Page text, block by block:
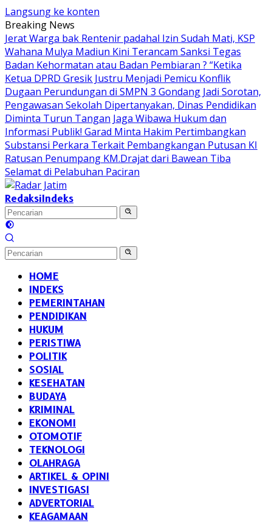
Langsung ke konten
Breaking News
Jerat Warga bak Rentenir padahal Izin Sudah Mati, KSP
Wahana Mulya Madiun Kini Terancam Sanksi Tegas
Badan Kehormatan atau Badan Pembiaran ? “Ketika
Ketua DPRD Gresik Justru Menjadi Pemicu Konflik
Dugaan Perundungan di SMPN 3 Gondang Jadi Sorotan,
Pengawasan Sekolah Dipertanyakan, Dinas Pendidikan
Diminta Turun Tangan Jaga Wibawa Hukum dan
Informasi Publik! Garad Minta Hakim Pertimbangkan
Substansi Perkara Terkait Pembangkangan Putusan KI
Ratusan Penumpang KM.Drajat dari Bawean Tiba
Selamat di Pelabuhan Paciran
RedaksiIndeks
HOME
INDEKS
PEMERINTAHAN
PENDIDIKAN
HUKUM
PERISTIWA
POLITIK
SOSIAL
KESEHATAN
BUDAYA
KRIMINAL
EKONOMI
OTOMOTIF
TEKNOLOGI
OLAHRAGA
ARTIKEL & OPINI
INVESTIGASI
ADVERTORIAL
KEAGAMAAN